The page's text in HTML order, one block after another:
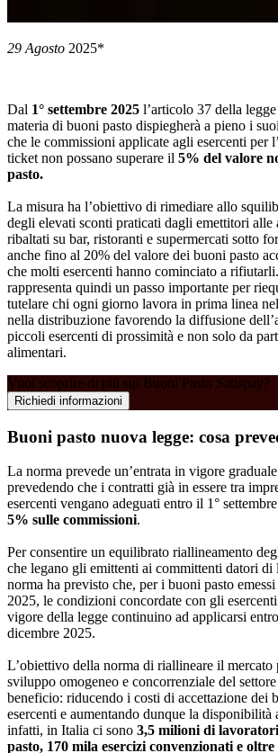
29 Agosto 2025*
Dal 1° settembre 2025 l’articolo 37 della
materia di buoni pasto dispiegherà a pieno i
che le commissioni applicate agli esercenti per
ticket non possano superare il 5% del valore
pasto.
La misura ha l’obiettivo di rimediare allo
degli elevati sconti praticati dagli emettitori alle
ribaltati su bar, ristoranti e supermercati sotto
anche fino al 20% del valore dei buoni pasto
che molti esercenti hanno cominciato a
rappresenta quindi un passo importante per
tutelare chi ogni giorno lavora in prima linea
nella distribuzione favorendo la diffusione
piccoli esercenti di prossimità e non solo da
alimentari.
Vuoi scoprire di più sui Buoni Pasto Satispay?
Richiedi informazioni
Buoni pasto nuova legge: cosa
La norma prevede un’entrata in vigore
prevedendo che i contratti già in essere tra
esercenti vengano adeguati entro il 1°
5% sulle commissioni.
Per consentire un equilibrato riallineamento
che legano gli emittenti ai committenti datori di
norma ha previsto che, per i buoni pasto
2025, le condizioni concordate con gli
vigore della legge continuino ad applicarsi
dicembre 2025.
L’obiettivo della norma di riallineare il mercato
sviluppo omogeneo e concorrenziale del
beneficio: riducendo i costi di accettazione dei
esercenti e aumentando dunque la disponibilità
infatti, in Italia ci sono 3,5 milioni di
pasto, 170 mila esercizi convenzionati e oltre